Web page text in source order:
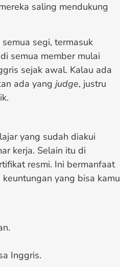
saling mendukung
segi, termasuk
semua member mulai
sejak awal. Kalau ada
ada yang judge, justru
yang sudah diakui
kerja. Selain itu di
resmi. Ini bermanfaat
yang bisa kamu
Inggris.